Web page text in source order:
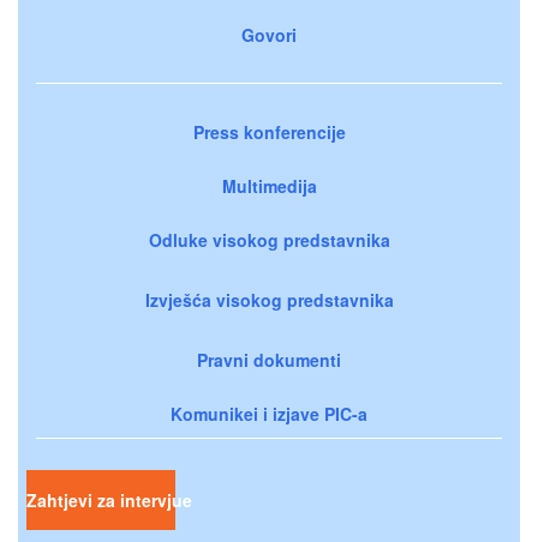
Govori
Press konferencije
Multimedija
Odluke visokog predstavnika
Izvješća visokog predstavnika
Pravni dokumenti
Komunikei i izjave PIC-a
Zahtjevi za intervjue